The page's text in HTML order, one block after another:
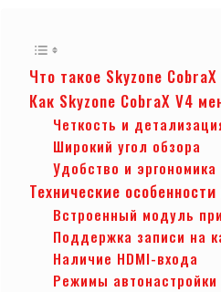
Что такое Skyzone
Как Skyzone CobraX V4
Четкость и
Широкий угол обзора
Удобство и эргономика
Технические
Встроенный модуль
Поддержка записи на
Наличие HDMI-входа
Режимы автонастройки